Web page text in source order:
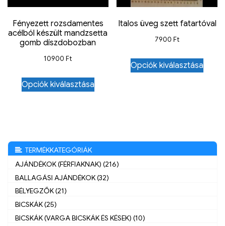
Fényezett rozsdamentes
acélból készült mandzsetta
gomb díszdobozban
10900Ft
Opciók kiválasztása
Italos üveg szett fatartóval
7900Ft
Opciók kiválasztása
TERMÉKKATEGÓRIÁK
AJÁNDÉKOK (FÉRFIAKNAK) (216)
BALLAGÁSI AJÁNDÉKOK (32)
BÉLYEGZŐK (21)
BICSKÁK (25)
BICSKÁK (VARGA BICSKÁK ÉS KÉSEK) (10)